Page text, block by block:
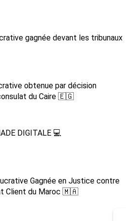
gagnée devant les tribunaux
obtenue par décision
du Caire 🇪🇬
DIGITALE 💻
Gagnée en Justice contre
Client du Maroc 🇲🇦